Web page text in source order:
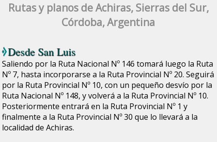
Rutas y planos de Achiras, Sierras del Sur,
Córdoba, Argentina
Desde San Luis
Saliendo por la Ruta Nacional Nº 146 tomará luego la Ruta
Nº 7, hasta incorporarse a la Ruta Provincial Nº 20. Seguirá
por la Ruta Provincial Nº 10, con un pequeño desvío por la
Ruta Nacional Nº 148, y volverá a la Ruta Provincial Nº 10.
Posteriormente entrará en la Ruta Provincial Nº 1 y
finalmente a la Ruta Provincial Nº 30 que lo llevará a la
localidad de Achiras.